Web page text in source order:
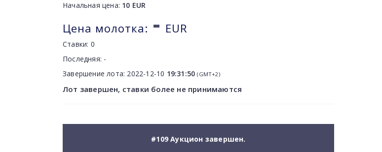
Начальная цена: 10 EUR
Цена молотка: - EUR
Ставки: 0
Последняя: -
Завершение лота: 2022-12-10 19:31:50 (GMT+2)
Лот завершен, ставки более не принимаются
#109 Аукцион завершен.